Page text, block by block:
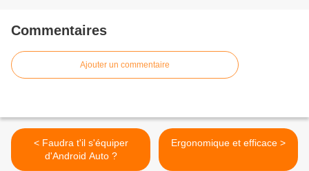
Commentaires
Ajouter un commentaire
< Faudra t'il s'équiper
d'Android Auto ?
Ergonomique et efficace >